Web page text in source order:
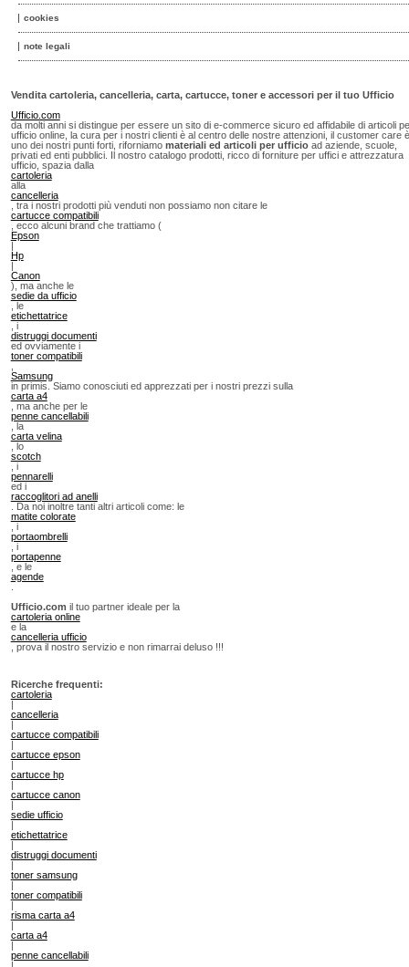
cookies
note legali
Vendita cartoleria, cancelleria, carta, cartucce, toner e accessori per il tuo Ufficio
Ufficio.com
da molti anni si distingue per essere un sito di e-commerce sicuro ed affidabile di articoli
ufficio online, la cura per i nostri clienti è al centro delle nostre attenzioni, il customer care è
uno dei nostri punti forti, riforniamo materiali ed articoli per ufficioad aziende, scuole,
privati ed enti pubblici. Il nostro catalogo prodotti, ricco di forniture per uffici e attrezzatura
ufficio, spazia dalla
cartoleria
alla
cancelleria
, tra i nostri prodotti più venduti non possiamo non citare le
cartucce compatibili
, ecco alcuni brand che trattiamo (
Epson
|
Hp
|
Canon
), ma anche le
sedie da ufficio
, le
etichettatrice
, i
distruggi documenti
ed ovviamente i
toner compatibili
Samsung
in primis. Siamo conosciuti ed apprezzati per i nostri prezzi sulla
carta a4
, ma anche per le
penne cancellabili
, la
carta velina
, lo
scotch
, i
pennarelli
ed i
raccoglitori ad anelli
. Da noi inoltre tanti altri articoli come: le
matite colorate
, i
portaombrelli
, i
portapenne
, e le
agende
Ufficio.com il tuo partner ideale per la
cartoleria online
e la
cancelleria ufficio
, prova il nostro servizio e non rimarrai deluso !!!
Ricerche frequenti:
cartoleria
|
cancelleria
|
cartucce compatibili
|
cartucce epson
|
cartucce hp
|
cartucce canon
|
sedie ufficio
|
etichettatrice
|
distruggi documenti
|
toner samsung
|
toner compatibili
|
risma carta a4
|
carta a4
|
penne cancellabili